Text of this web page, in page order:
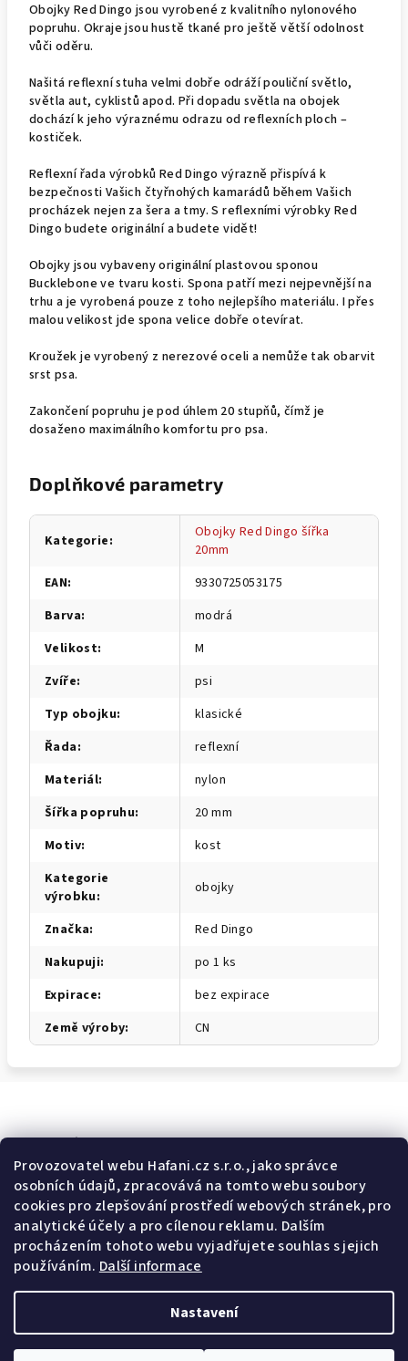
Provozovatel webu Hafani.cz s.r.o., jako správce
osobních údajů, zpracovává na tomto webu soubory
cookies pro zlepšování prostředí webových stránek, pro
analytické účely a pro cílenou reklamu. Dalším
procházením tohoto webu vyjadřujete souhlas s jejich
používáním. Další informace
Nastavení
Obojky Red Dingo jsou vyrobené z kvalitního nylonového
popruhu. Okraje jsou hustě tkané pro ještě větší odolnost
vůči oděru.
Našitá reflexní stuha velmi dobře odráží pouliční světlo,
světla aut, cyklistů apod. Při dopadu světla na obojek
dochází k jeho výraznému odrazu od reflexních ploch –
kostiček.
Reflexní řada výrobků Red Dingo výrazně přispívá k
bezpečnosti Vašich čtyřnohých kamarádů během Vašich
procházek nejen za šera a tmy. S reflexními výrobky Red
Dingo budete originální a budete vidět!
Obojky jsou vybaveny originální plastovou sponou
Bucklebone ve tvaru kosti. Spona patří mezi nejpevnější na
trhu a je vyrobená pouze z toho nejlepšího materiálu. I přes
malou velikost jde spona velice dobře otevírat.
Kroužek je vyrobený z nerezové oceli a nemůže tak obarvit
srst psa.
Zakončení popruhu je pod úhlem 20 stupňů, čímž je
dosaženo maximálního komfortu pro psa.
Doplňkové parametry
Kategorie:
Obojky Red Dingo šířka
20mm
EAN:
9330725053175
Barva:
modrá
Velikost:
M
Zvíře:
psi
Typ obojku:
klasické
Řada:
reflexní
Materiál:
nylon
Šířka popruhu:
20 mm
Motiv:
kost
Kategorie
výrobku: obojky
Značka:
Red Dingo
Nakupuji:
po 1 ks
Expirace:
bez expirace
Země výroby: CN
Odebírat newsletter
E-mail
Potvrzuji souhlas svšeobecnými obchodními podmínkami a
spodmínkami zpracovávání a ochrany osobních údajů .
Přihlásit se
nastavení cookies